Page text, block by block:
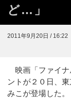
ど…」
2011年9月20日 / 16:22
映画「ファイナ
ントが２０日、
みこが登場した。